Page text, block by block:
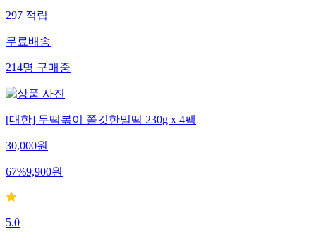
297적립
무료배송
214명구매중
[대한] 무떡볶이 쫄깃한밀떡 230g x 4팩
30,000원
67%9,900원
5.0